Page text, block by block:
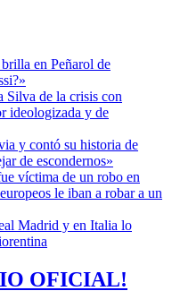
en Peñarol de
Silva de la crisis con
ideologizada y de
y contó su historia de
de escondernos»
víctima de un robo en
le iban a robar a un
Madrid y en Italia lo
OFICIAL!